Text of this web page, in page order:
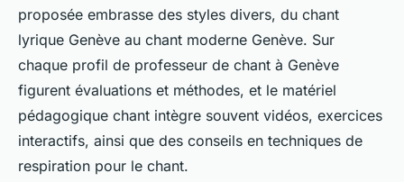
proposée embrasse des styles divers, du chant
lyrique Genève au chant moderne Genève. Sur
chaque profil de professeur de chant à Genève
figurent évaluations et méthodes, et le matériel
pédagogique chant intègre souvent vidéos, exercices
interactifs, ainsi que des conseils en techniques de
respiration pour le chant.